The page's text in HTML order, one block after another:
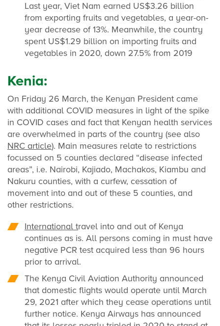
Last year, Viet Nam earned US$3.26 billion
from exporting fruits and vegetables, a year-on-
year decrease of 13%. Meanwhile, the country
spent US$1.29 billion on importing fruits and
vegetables in 2020, down 27.5% from 2019
Kenia:
On Friday 26 March, the Kenyan President came
with additional COVID measures in light of the spike
in COVID cases and fact that Kenyan health services
are overwhelmed in parts of the country (see also
NRC article). Main measures relate to restrictions
focussed on 5 counties declared “disease infected
areas”, i.e. Nairobi, Kajiado, Machakos, Kiambu and
Nakuru counties, with a curfew, cessation of
movement into and out of these 5 counties, and
other restrictions.
International travel into and out of Kenya
continues as is. All persons coming in must have
negative PCR test acquired less than 96 hours
prior to arrival.
The Kenya Civil Aviation Authority announced
that domestic flights would operate until March
29, 2021 after which they cease operations until
further notice. Kenya Airways has announced